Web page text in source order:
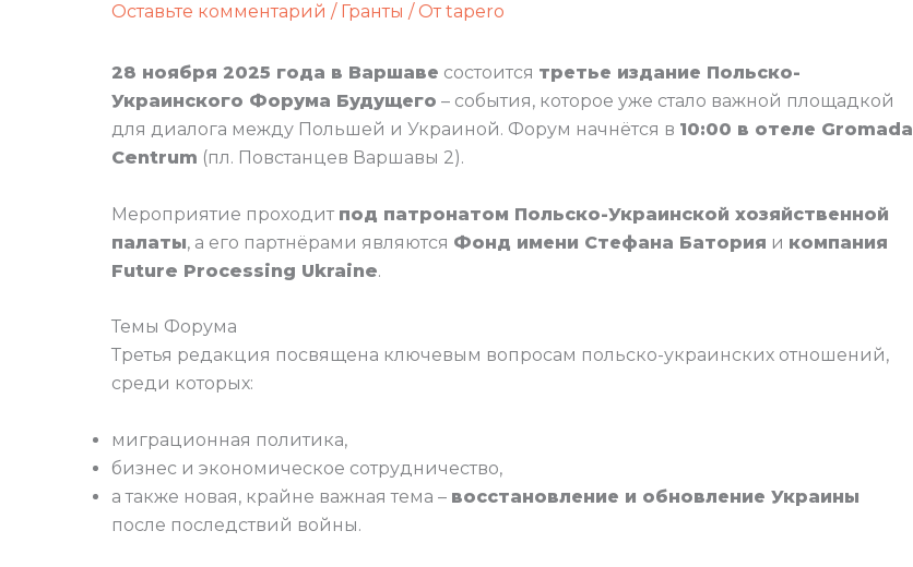
Оставьте комментарий / Гранты / Отtapero
28 ноября 2025 года в Варшаве состоится третье издание Польско-
Украинского Форума Будущего – события, которое уже стало важной площадкой
для диалога между Польшей и Украиной. Форум начнётся в 10:00 в отеле Gromada
Centrum (пл. Повстанцев Варшавы 2).
Мероприятие проходит под патронатом Польско-Украинской хозяйственной
палаты, а его партнёрами являются Фонд имени Стефана Батория и компания
Future Processing Ukraine.
Темы Форума
Третья редакция посвящена ключевым вопросам польско-украинских отношений,
среди которых:
миграционная политика,
бизнес и экономическое сотрудничество,
а также новая, крайне важная тема – восстановление и обновление Украины
после последствий войны.